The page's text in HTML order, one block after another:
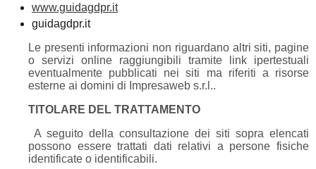
www.guidagdpr.it
guidagdpr.it
Le presenti informazioni non riguardano altri siti, pagine
o servizi online raggiungibili tramite link ipertestuali
eventualmente pubblicati nei siti ma riferiti a risorse
esterne ai domini di Impresaweb s.r.l..
TITOLARE DEL TRATTAMENTO
A seguito della consultazione dei siti sopra elencati
possono essere trattati dati relativi a persone fisiche
identificate o identificabili.